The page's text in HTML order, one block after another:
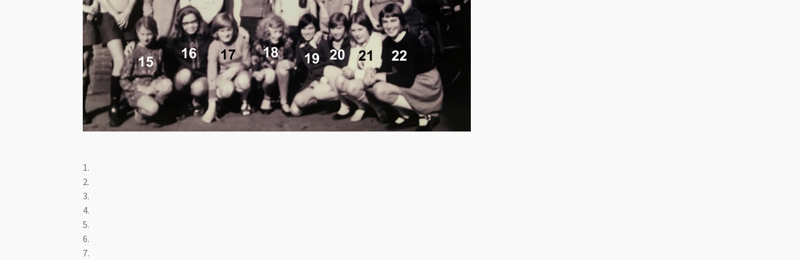
1.
2.
3.
4.
5.
6.
7.